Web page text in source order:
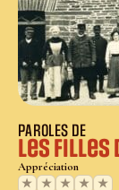
PAROLES DE
Les filles
Appréciation
★
★ ★ ★ ★